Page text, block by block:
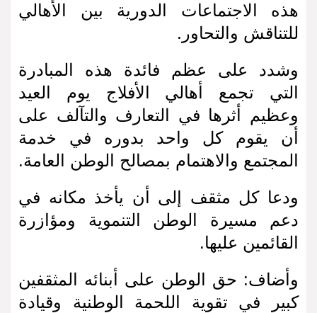
هذه الاجتماعات الدورية بين الأهالي
للتناقش والتحاور.
وشدد على عظم فائدة هذه المبادرة
التي تجمع أهالي الأفلاج يوم العيد
وعظيم أثرها في التعارف والتآلف على
أن يقوم كل واحد بدوره في خدمة
المجتمع والاهتمام بمصالح الوطن العامة.
ودعا كل مثقف إلى أن يأخذ مكانه في
دعم مسيرة الوطن التنموية ومؤازرة
القائمين عليها.
وأضاف: حق الوطن على أبنائه المثقفين
كبير في تقوية اللحمة الوطنية وقيادة